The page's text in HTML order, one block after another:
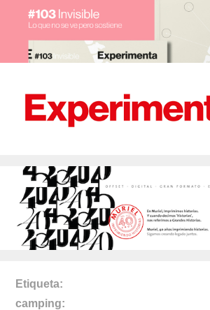
Etiqueta
camping